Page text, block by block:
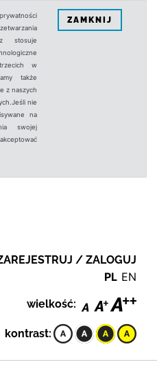
stosuje
w
także
z naszych
nie
na
swojej
ZAMKNIJ
/ ZALOGUJ
PL EN
wielkość:
kontrast: